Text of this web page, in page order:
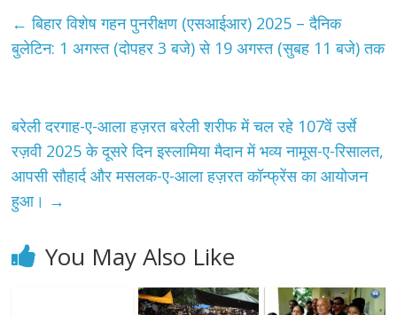
← बिहार विशेष गहन पुनरीक्षण (एसआईआर) 2025 – दैनिक
बुलेटिन: 1 अगस्त (दोपहर 3 बजे) से 19 अगस्त (सुबह 11 बजे) तक
बरेली दरगाह-ए-आला हज़रत बरेली शरीफ में चल रहे 107वें उर्से
रज़वी 2025 के दूसरे दिन इस्लामिया मैदान में भव्य नामूस-ए-रिसालत,
आपसी सौहार्द और मसलक-ए-आला हज़रत कॉन्फ्रेंस का आयोजन
हुआ। →
You May Also Like